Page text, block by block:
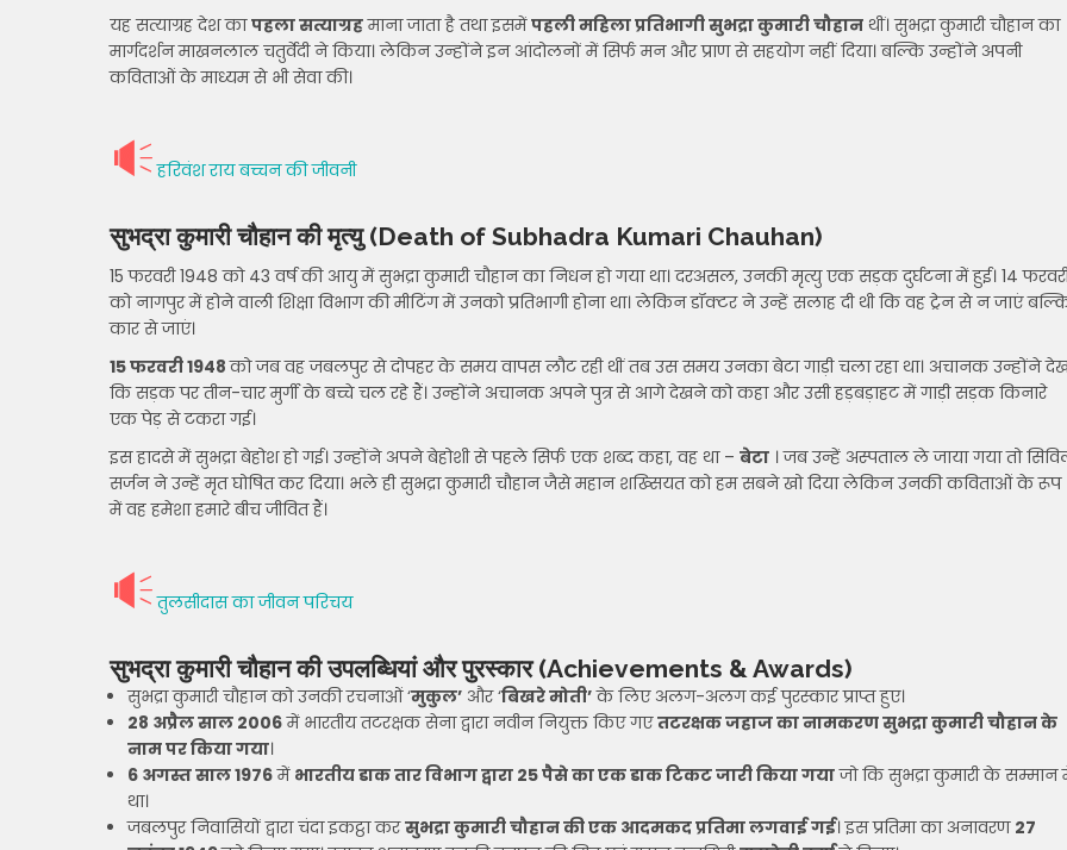
यह सत्याग्रह देश कापहला सत्याग्रहमाना जाता है तथा इसमेंपहली महिला प्रतिभागी सुभद्रा कुमारी चौहान थीं। सुभद्रा कुमारी चौहान का
मार्गदर्शन माखनलाल चतुर्वेदी ने किया। लेकिन उन्होंने इन आंदोलनों में सिर्फ मन और प्राण से सहयोग नहीं दिया। बल्कि उन्होंने अपनी
कविताओं के माध्यम से भी सेवा की।
हरिवंश राय बच्चन की जीवनी
सुभद्रा कुमारी चौहान की मृत्यु(Death of Subhadra Kumari Chauhan)
15 फरवरी 1948 को 43 वर्ष की आयु में सुभद्रा कुमारी चौहान का निधन हो गया था। दरअसल, उनकी मृत्यु एक सड़क दुर्घटना में हुई। 14
को नागपुर में होने वाली शिक्षा विभाग की मीटिंग में उनको प्रतिभागी होना था। लेकिन डॉक्टर ने उन्हें सलाह दी थी कि वह ट्रेन से न जाएं
कार से जाएं।
15 फरवरी 1948को जब वह जबलपुर से दोपहर के समय वापस लौट रही थीं तब उस समय उनका बेटा गाड़ी चला रहा था। अचानक उन्होंने
कि सड़क पर तीन-चार मुर्गी के बच्चे चल रहे हैं। उन्होंने अचानक अपने पुत्र से आगे देखने को कहा और उसी हड़बड़ाहट में गाड़ी सड़क किनारे
एक पेड़ से टकरा गई।
इस हादसे में सुभद्रा बेहोश हो गई। उन्होंने अपने बेहोशी से पहले सिर्फ एक शब्द कहा, वह था – बेटा । जब उन्हें अस्पताल ले जाया गया तो
सर्जन ने उन्हें मृत घोषित कर दिया। भले ही सुभद्रा कुमारी चौहान जैसे महान शख्सियत को हम सबने खो दिया लेकिन उनकी कविताओं के रूप
में वह हमेशा हमारे बीच जीवित हैं।
तुलसीदास का जीवन परिचय
सुभद्रा कुमारी चौहान की उपलब्धियां और पुरस्कार (Achievements & Awards)
सुभद्रा कुमारी चौहान को उनकी रचनाओं ‘मुकुल’ और ‘बिखरे मोती’के लिए अलग-अलग कई पुरस्कार प्राप्त हुए।
28 अप्रैल साल 2006में भारतीय तटरक्षक सेना द्वारा नवीन नियुक्त किए गएतटरक्षक जहाज का नामकरण सुभद्रा कुमारी चौहान के
नाम पर किया गया।
6 अगस्त साल 1976में भारतीय डाक तार विभाग द्वारा 25 पैसे का एक डाक टिकट जारी किया गयाजो कि सुभद्रा कुमारी के सम्मान
था।
जबलपुर निवासियों द्वारा चंदा इकट्ठा करसुभद्रा कुमारी चौहान की एक आदमकद प्रतिमा लगवाई गई। इस प्रतिमा का अनावरण 27